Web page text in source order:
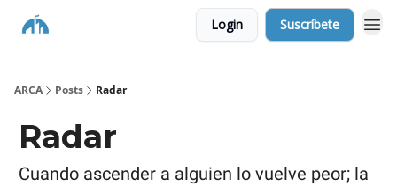
Login Suscríbete
ARCA Posts Radar
Radar
Cuando ascender a alguien lo vuelve peor; la